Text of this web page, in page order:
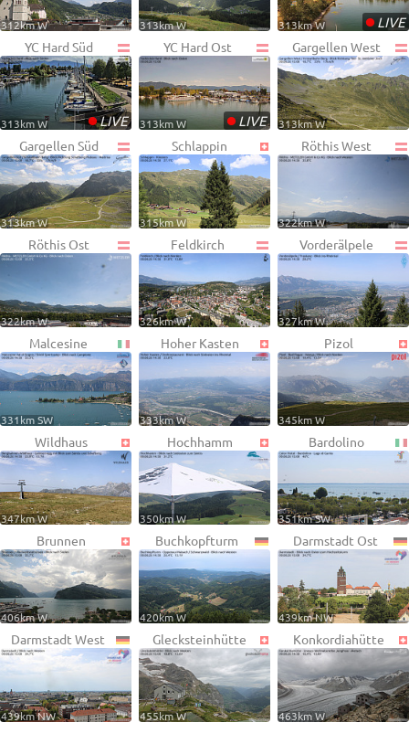
312km W 313km W •LIVE
313km W
YC Hard Süd
•LIVE
313km W
YC Hard Ost
•LIVE
313km W
Gargellen West
313km W
Gargellen Süd
313km W
Schlappin
315km W
Röthis West
322km W
Röthis Ost
322km W
Feldkirch
326km W
Vorderälpele
327km W
Malcesine
331km SW
Hoher Kasten
333km W
Pizol
345km W
Wildhaus
347km W
Hochhamm
350km W
Bardolino
351km SW
Brunnen
406km W
Buchkopfturm
420km W
Darmstadt Ost
439km NW
Darmstadt West
439km NW
Glecksteinhütte
455km W
Konkordiahütte
463km W